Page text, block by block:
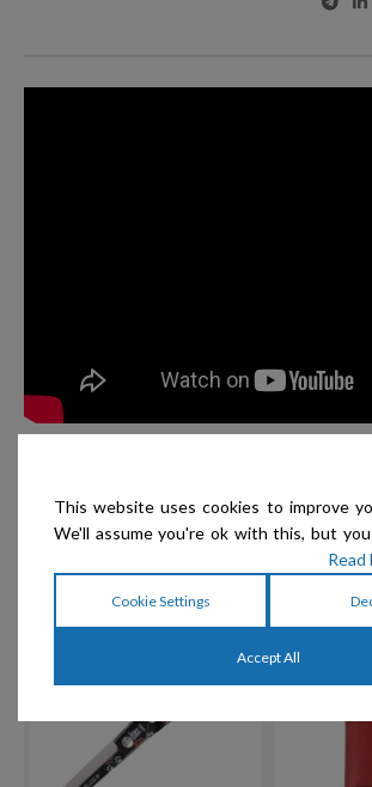
This website uses cookies to improve
We'll assume you're ok with this, but
Read
Cookie Settings
Accept All